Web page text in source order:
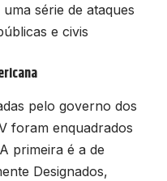
série de ataques
e civis
pelo governo dos
foram enquadrados
primeira é a de
Designados,